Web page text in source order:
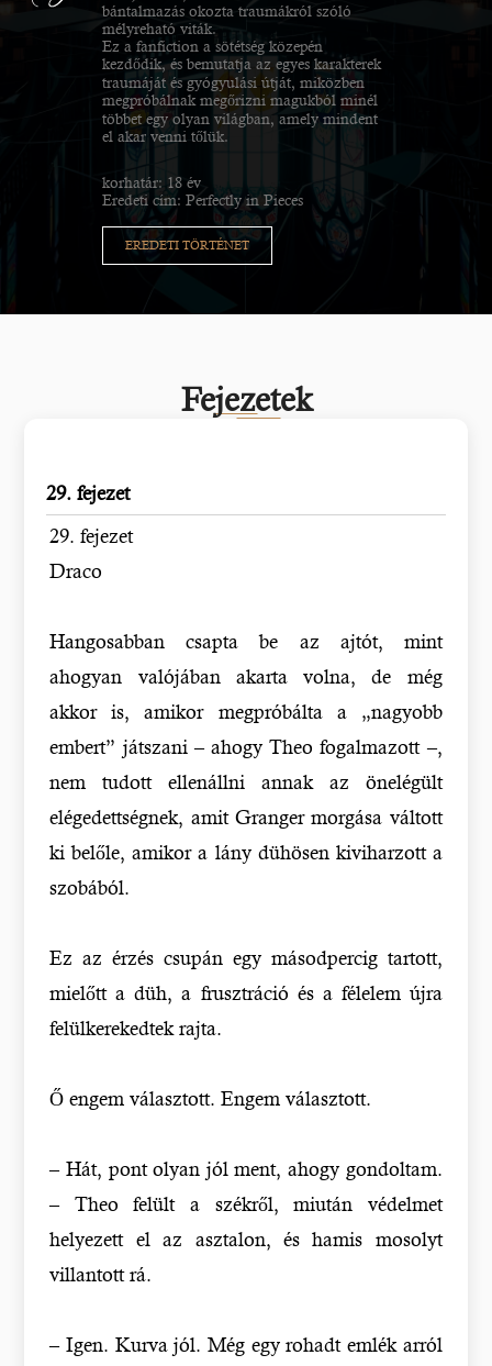
bántalmazás okozta traumákról szóló
mélyreható viták.
Ez a fanfiction a sötétség közepén
kezdődik, és bemutatja az egyes karakterek
traumáját és gyógyulási útját, miközben
megpróbálnak megőrizni magukból minél
többet egy olyan világban, amely mindent
el akar venni tőlük.
korhatár: 18 év
Eredeti cím: Perfectly in Pieces
EREDETI TÖRTÉNET
Fejezetek
29. fejezet
29. fejezet
Draco
Hangosabban csapta be az ajtót, mint
ahogyan valójában akarta volna, de még
akkor is, amikor megpróbálta a „nagyobb
embert” játszani – ahogy Theo fogalmazott –,
nem tudott ellenállni annak az önelégült
elégedettségnek, amit Granger morgása váltott
ki belőle, amikor a lány dühösen kiviharzott a
szobából.
Ez az érzés csupán egy másodpercig tartott,
mielőtt a düh, a frusztráció és a félelem újra
felülkerekedtek rajta.
Ő engem választott. Engem választott.
– Hát, pont olyan jól ment, ahogy gondoltam.
– Theo felült a székről, miután védelmet
helyezett el az asztalon, és hamis mosolyt
villantott rá.
– Igen. Kurva jól. Még egy rohadt emlék arról